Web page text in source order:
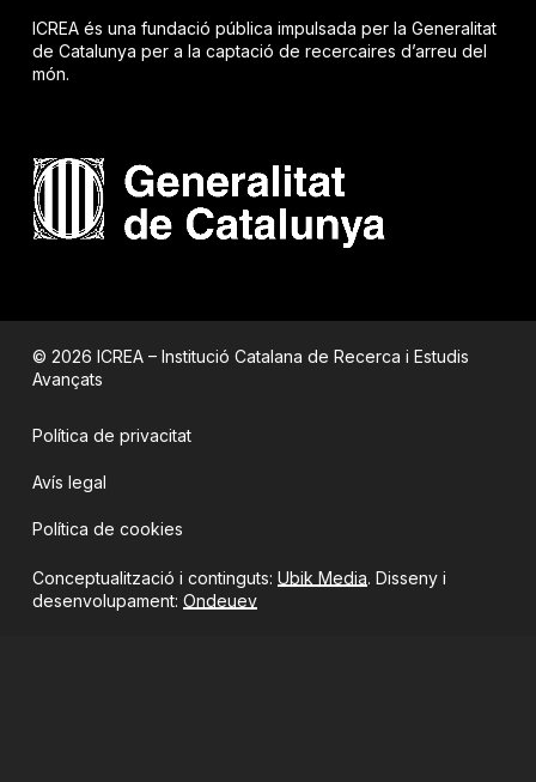
ICREA és una fundació pública impulsada per la Generalitat
de Catalunya per a la captació de recercaires d’arreu del
món.
© 2026 ICREA – Institució Catalana de Recerca i Estudis
Avançats
Política de privacitat
Avís legal
Política de cookies
Conceptualització i continguts: Ubik Media. Disseny i
desenvolupament: Ondeuev